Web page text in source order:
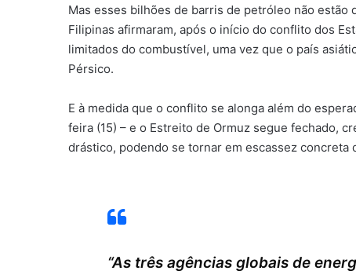
Mas esses bilhões de barris de petróleo não
Filipinas afirmaram, após o início do conflito dos
limitados do combustível, uma vez que o país
Pérsico.
E à medida que o conflito se alonga além do
feira (15) – e o Estreito de Ormuz segue fechado,
drástico, podendo se tornar em escassez concreta
“As três agências globais de